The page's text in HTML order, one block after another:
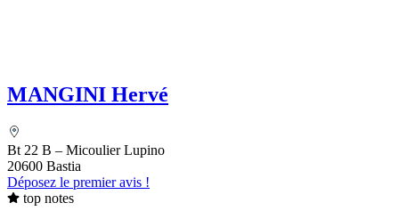
MANGINI Hervé
Bt 22 B – Micoulier Lupino
20600 Bastia
Déposez le premier avis !
top notes